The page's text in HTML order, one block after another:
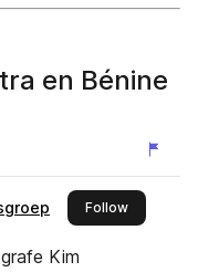
en Bénine
Followthis
Kim